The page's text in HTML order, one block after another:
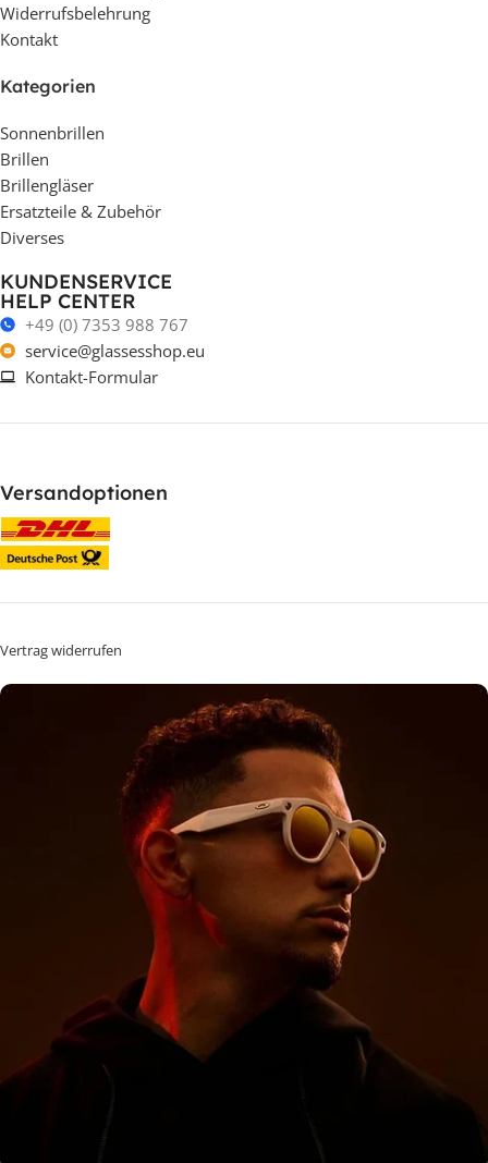
Widerrufsbelehrung
Kontakt
Kategorien
Sonnenbrillen
Brillen
Brillengläser
Ersatzteile & Zubehör
Diverses
KUNDENSERVICE
HELP CENTER
+49 (0) 7353 988 767
service@glassesshop.eu
Kontakt-Formular
Versandoptionen
Vertrag widerrufen